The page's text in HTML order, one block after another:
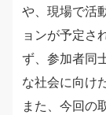
や、現場で活
ョンが予定さ
ず、参加者同
な社会に向け
また、今回の